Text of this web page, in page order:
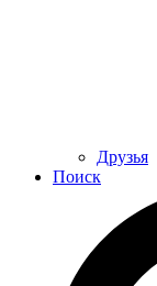
Друзья
Поиск